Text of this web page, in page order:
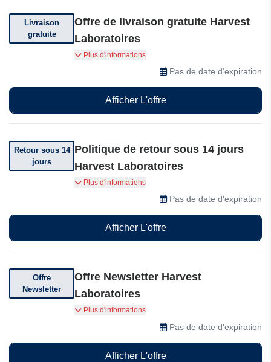
Livraison
gratuite
Offre de livraison gratuite Harvest
Laboratoires
Obtenez la livraison gratuite pour votre
commande de plus de 40 euros
Plus d'informations
Pas de date d'expiration
Afficher L'offre
Retour sous 14
jours
Politique de retour sous 14 jours
Harvest Laboratoires
Vous pouvez retourner votre commande dans
les 14 jours suivant sa réception
Plus d'informations
Pas de date d'expiration
Afficher L'offre
Offre
Newsletter
Offre Newsletter Harvest
Laboratoires
Abonnez-vous et restez informé
Plus d'informations
Pas de date d'expiration
Afficher L'offre